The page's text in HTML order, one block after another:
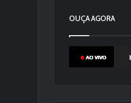
OUÇA AGORA